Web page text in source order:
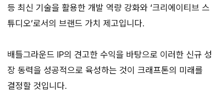
등 최신 기술을 활용한 개발 역량 강화와 ‘크리에이티브 스
튜디오’로서의 브랜드 가치 제고입니다.
배틀그라운드 IP의 견고한 수익을 바탕으로 이러한 신규 성
장 동력을 성공적으로 육성하는 것이 크래프톤의 미래를
결정할 것입니다.